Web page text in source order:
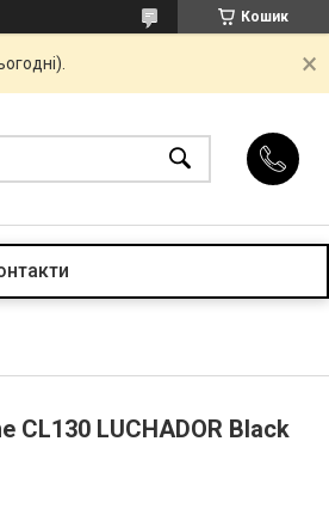
Кошик
CL130 LUCHADOR Black